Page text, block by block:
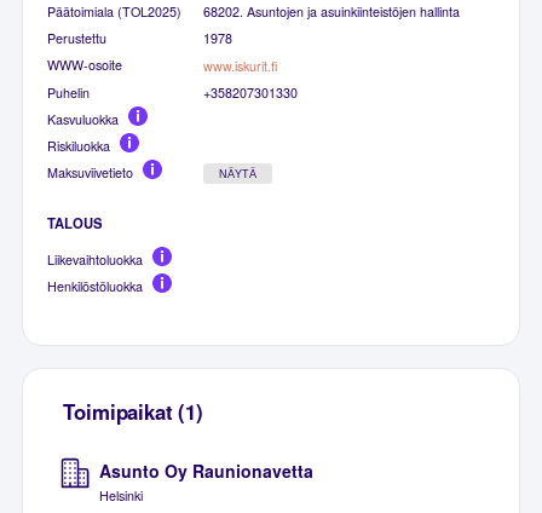
Päätoimiala (TOL2025)
68202. Asuntojen ja asuinkiinteistöjen hallinta
Perustettu
1978
WWW-osoite
www.iskurit.fi
Puhelin
+358207301330
Kasvuluokka
Riskiluokka
Maksuviivetieto
NÄYTÄ
TALOUS
Liikevaihtoluokka
Henkilöstöluokka
Toimipaikat (1)
Asunto Oy Raunionavetta
Helsinki